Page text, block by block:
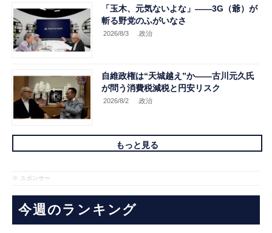
「玉木、元気ないよな」――3G（爺）が
斬る野党のふがいなさ
2026/8/3 .政治
自維政権は“天城越え”か――古川元久氏
が問う消費税減税と円安リスク
2026/8/2 .政治
もっと見る
※ スポンサー
今週のランキング